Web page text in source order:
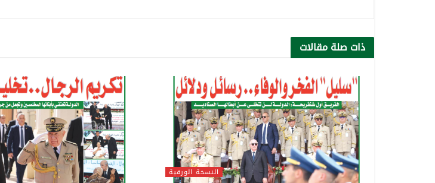
ذات صلةمقالات
النسخة الورقية